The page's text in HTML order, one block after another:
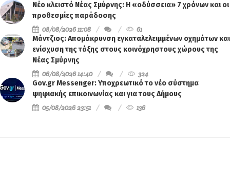
Νέο κλειστό Νέας Σμύρνης: Η «οδύσσεια» 7 χρόνων και οι
προθεσμίες παράδοσης
08/08/2026 11:08
61
Μάντζιος: Απομάκρυνση εγκαταλελειμμένων οχημάτων και
ενίσχυση της τάξης στους κοινόχρηστους χώρους της
Νέας Σμύρνης
06/08/2026 14:40
324
Gov.gr Messenger: Υποχρεωτικό το νέο σύστημα
ψηφιακής επικοινωνίας και για τους Δήμους
05/08/2026 23:51
136